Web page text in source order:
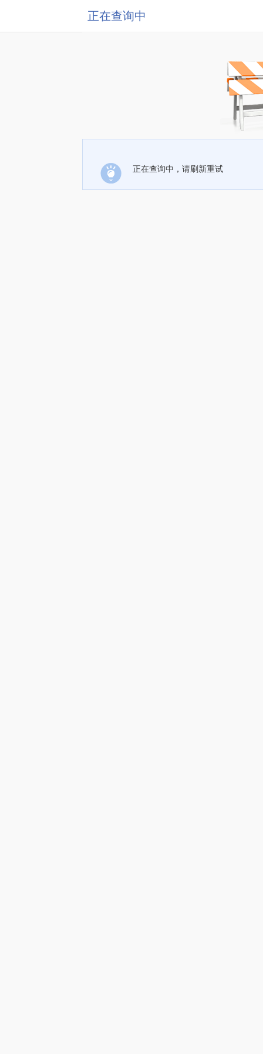
正在查询中
正在查询中，请刷新重试